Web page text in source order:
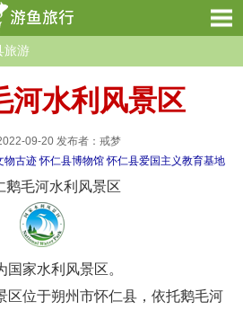
旅游
河水利风景区
09-20 发布者：戒梦
物古迹 怀仁县博物馆 怀仁县爱国主义教育基地
家水利风景区。
位于朔州市怀仁县，依托鹅毛河